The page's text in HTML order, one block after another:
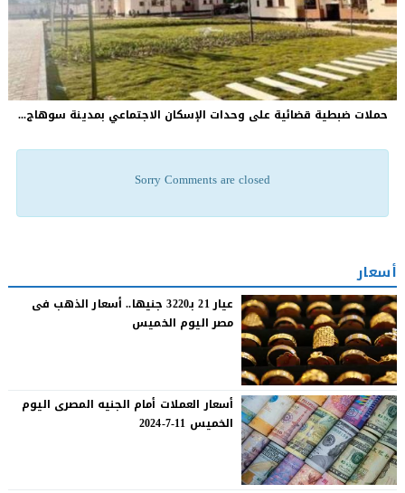
حملات ضبطية قضائية على وحدات الإسكان الاجتماعي بمدينة سوهاج...
Sorry Comments are closed
أسعار
عيار 21 بـ3220 جنيها.. أسعار الذهب فى
مصر اليوم الخميس
أسعار العملات أمام الجنيه المصرى اليوم
الخميس 11-7-2024